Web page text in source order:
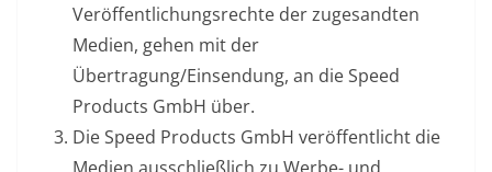
Veröffentlichungsrechte der zugesandten
Medien, gehen mit der
Übertragung/Einsendung, an die Speed
Products GmbH über.
Die Speed Products GmbH veröffentlicht die